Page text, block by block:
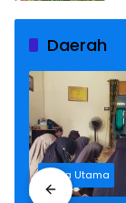
Daerah
Berita Utama